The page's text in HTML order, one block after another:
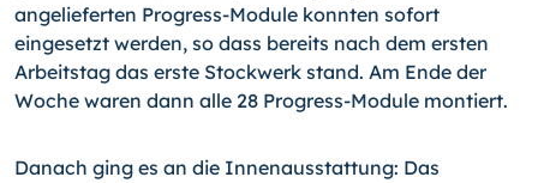
angelieferten Progress-Module konnten sofort
eingesetzt werden, so dass bereits nach dem ersten
Arbeitstag das erste Stockwerk stand. Am Ende der
Woche waren dann alle 28 Progress-Module montiert.
Danach ging es an die Innenausstattung: Das